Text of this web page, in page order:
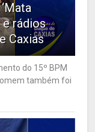
e rádios
Caxias
do 15º BPM
também foi